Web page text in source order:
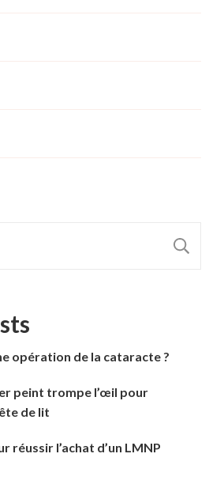
opération de la cataracte ?
peint trompe l’œil pour
de lit
réussir l’achat d’un LMNP